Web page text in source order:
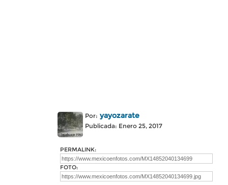
Por: yayozarate
Publicada: Enero 25, 2017
PERMALINK:
FOTO: